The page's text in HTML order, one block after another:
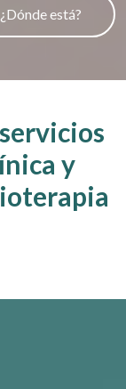
¿Dónde está?
y